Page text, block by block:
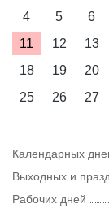
4
5 6
11
12 13
18
19 20
25
26 27
Календарных
Выходных и
Рабочих дней